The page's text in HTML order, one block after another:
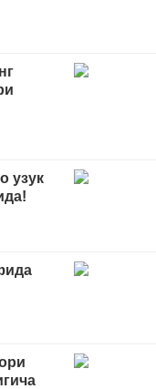
узук